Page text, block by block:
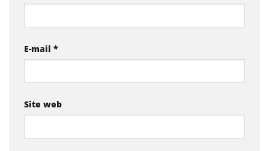
E-mail *
Site web